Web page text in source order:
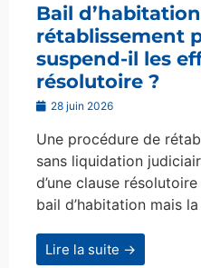
Bail
rétablissement
suspend-il les
résolutoire ?
28 juin 2026
Une procédure de
sans liquidation
d’une clause
bail d’habitation mais
Lire la suite →